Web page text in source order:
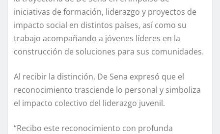
iniciativas de formación, liderazgo y proyectos de
impacto social en distintos países, así como su
trabajo acompañando a jóvenes líderes en la
construcción de soluciones para sus comunidades.
Al recibir la distinción, De Sena expresó que el
reconocimiento trasciende lo personal y simboliza
el impacto colectivo del liderazgo juvenil.
“Recibo este reconocimiento con profunda